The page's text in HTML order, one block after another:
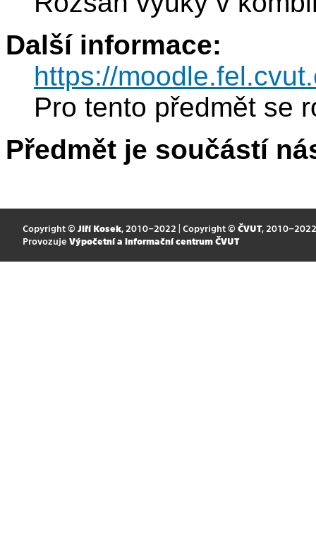
Další informace:
https://
Pro tento předmět se
Předmět je součástí
Copyright © Jiří Kosek, 2010–2022 | Copyright © ČVUT, 2010–2022
Provozuje Výpočetní a informační centrum ČVUT